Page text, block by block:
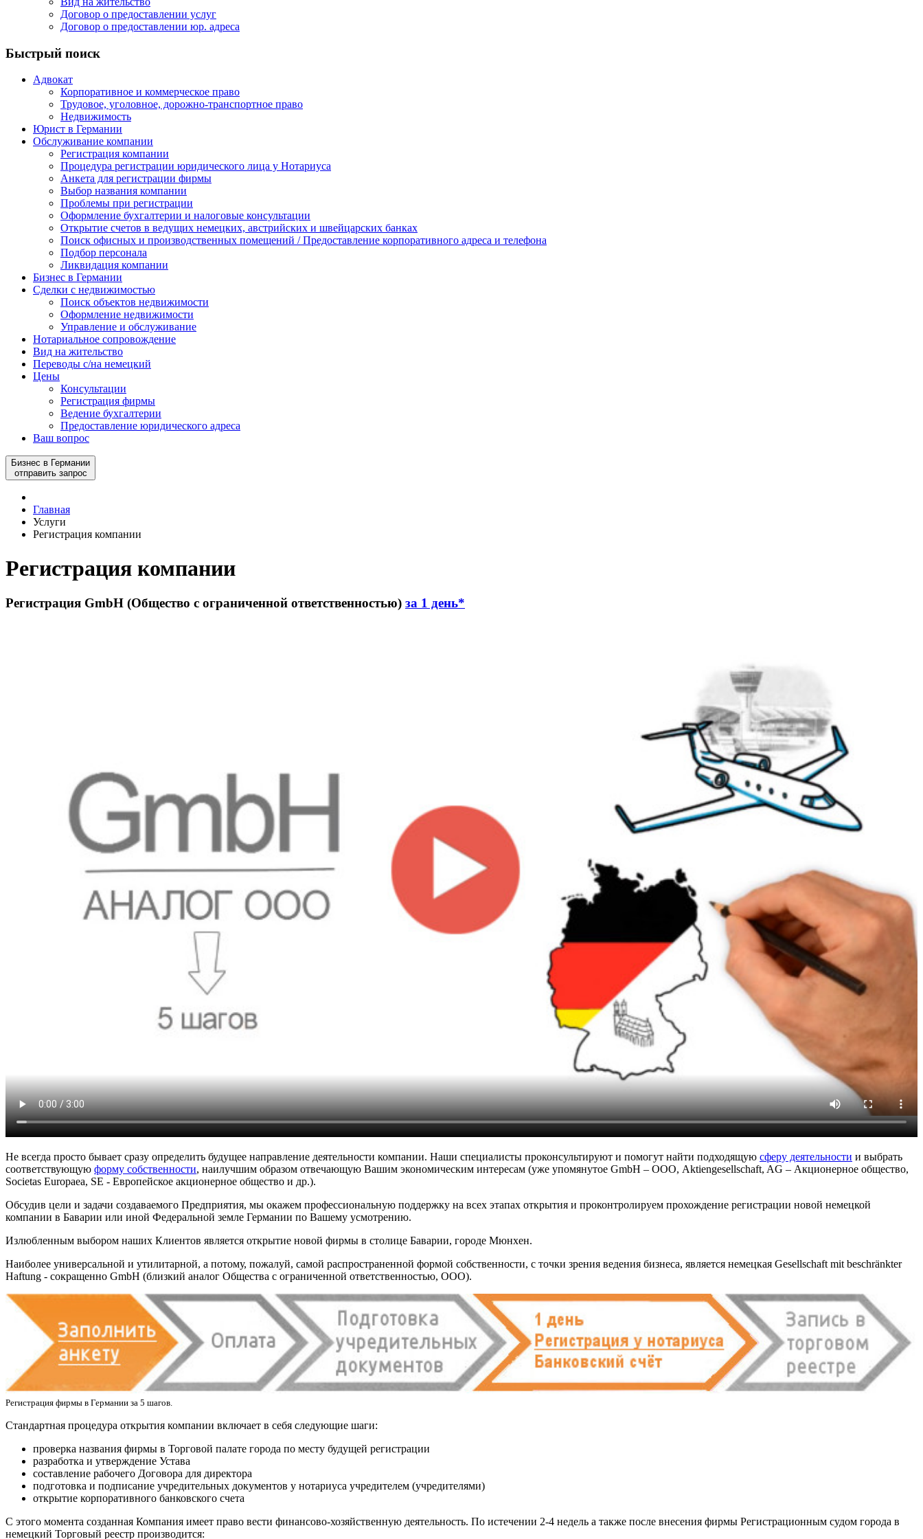
Договор о предоставлении услуг
Договор о предоставлении юр. адреса
Быстрый поиск
Адвокат
Корпоративное и коммерческое право
Трудовое, уголовное, дорожно-транспортное право
Недвижимость
Юрист в Германии
Обслуживание компании
Регистрация компании
Процедура регистрации юридического лица у Нотариуса
Анкета для регистрации фирмы
Выбор названия компании
Проблемы при регистрации
Оформление бухгалтерии и налоговые консультации
Открытие счетов в ведущих немецких, австрийских и швейцарских банках
Поиск офисных и производственных помещений / Предоставление корпоративного адреса и телефона
Подбор персонала
Ликвидация компании
Бизнес в Германии
Сделки с недвижимостью
Поиск объектов недвижимости
Оформление недвижимости
Управление и обслуживание
Нотариальное сопровождение
Вид на жительство
Переводы с/на немецкий
Цены
Консультации
Регистрация фирмы
Ведение бухгалтерии
Предоставление юридического адреса
Ваш вопрос
Бизнес в Германии
отправить запрос
Главная
Услуги
Регистрация компании
Регистрация компании
Регистрация GmbH (Общество с ограниченной ответственностью) за 1 день*
Не всегда просто бывает сразу определить будущее направление деятельности компании. Наши специалисты проконсультируют и помогут найти подходящую сферу деятельности и выбрать
соответствующую форму собственности, наилучшим образом отвечающую Вашим экономическим интересам (уже упомянутое GmbH – ООО, Aktiengesellschaft, AG – Акционерное общество,
Societas Europaea, SE - Европейское акционерное общество и др.).
Обсудив цели и задачи создаваемого Предприятия, мы окажем профессиональную поддержку на всех этапах открытия и проконтролируем прохождение регистрации новой немецкой
компании в Баварии или иной Федеральной земле Германии по Вашему усмотрению.
Излюбленным выбором наших Клиентов является открытие новой фирмы в столице Баварии, городе Мюнхен.
Наиболее универсальной и утилитарной, а потому, пожалуй, самой распространенной формой собственности, с точки зрения ведения бизнеса, является немецкая Gesellschaft mit beschränkter
Haftung - сокращенно GmbH (близкий аналог Общества с ограниченной ответственностью, ООО).
Регистрация фирмы в Германии за 5 шагов.
Стандартная процедура открытия компании включает в себя следующие шаги:
проверка названия фирмы в Торговой палате города по месту будущей регистрации
разработка и утверждение Устава
составление рабочего Договора для директора
подготовка и подписание учредительных документов у нотариуса учредителем (учредителями)
открытие корпоративного банковского счета
С этого момента созданная Компания имеет право вести финансово-хозяйственную деятельность. По истечении 2-4 недель а также после внесения фирмы Регистрационным судом города в
немецкий Торговый реестр производится: